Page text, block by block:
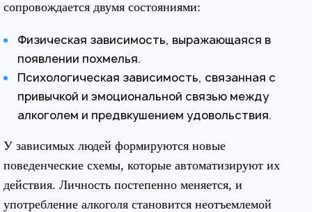
сопровождается двумя состояниями:
Физическая зависимость, выражающаяся в
появлении похмелья.
Психологическая зависимость, связанная с
привычкой и эмоциональной связью между
алкоголем и предвкушением удовольствия.
У зависимых людей формируются новые
поведенческие схемы, которые автоматизируют их
действия. Личность постепенно меняется, и
употребление алкоголя становится неотъемлемой